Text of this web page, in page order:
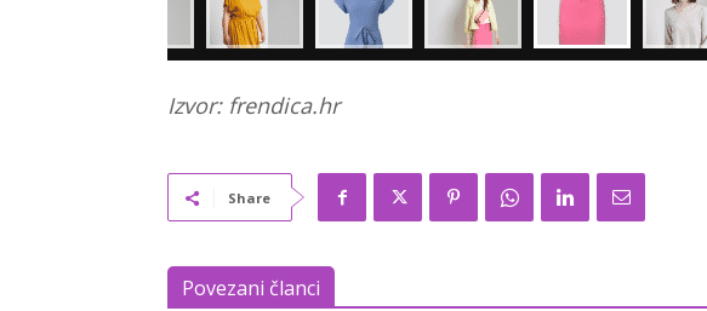
Izvor: frendica.hr
Share
Povezani članci